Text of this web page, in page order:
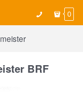
0
BRF